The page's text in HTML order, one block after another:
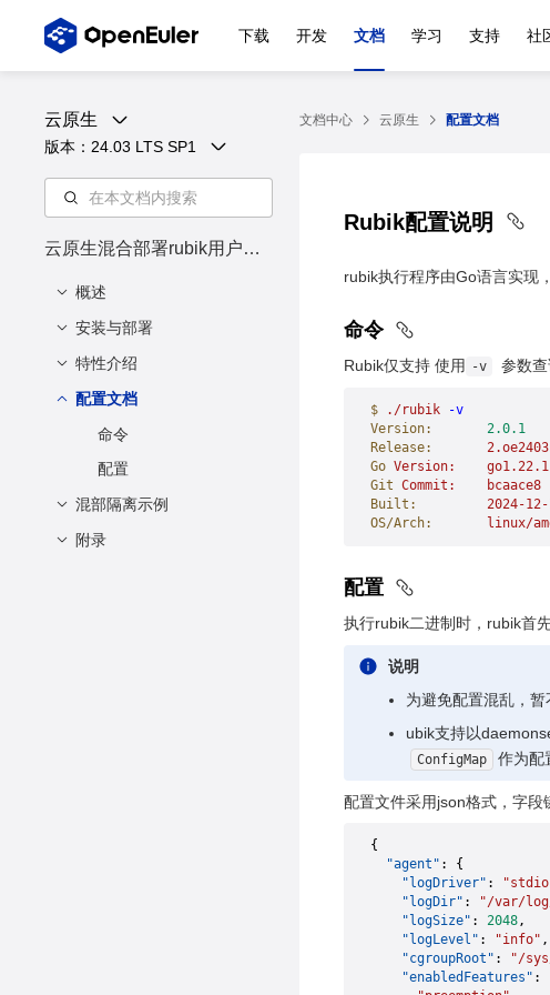
下载 开发 文档 学习 支持 社
云原生
版本： 24.03 LTS SP1
云原生混合部署rubik用户指
概述
概述
安装与部署
概述
软硬件要求
安装 rubik
部署 rubik
常用配置说明
在/离线业务配置示例
特性介绍
preemption 绝对抢占
dynCache 访存带宽和
LLC限制
级回收
支持弹性限流
配置文档
命令
配置
混部隔离示例
环境准备
附录
文档中心 云原生 配置文档
Rubik配置说明
rubik执行程序由Go语言实现
命令
Rubik仅支持 使用 -v 参数
$ ./rubik -v
Version:
       2.0.1
Release:
Go Version:
    go1.22.1
Git Commit:
    bcaace8
Built:
2024-
OS/Arch:
linux/
配置
执行rubik二进制时，rubik首
说明
为避免配置混乱，暂
ubik支持以
ConfigMap 作为配
配置文件采用json格式，字段
{
  "agent"
: {
    "logDriver"
:
    "logDir"
: "/var/
    "logSize"
: 2048,
    "logLevel"
: "info" ,
    "cgroupRoot"
: "/
    "enabledFeatures"
: [